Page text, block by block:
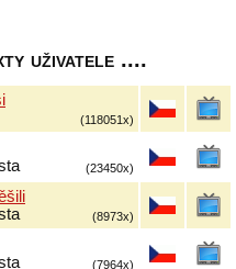
uživatele ....
(118051x)
(23450x)
(8973x)
(7964x)